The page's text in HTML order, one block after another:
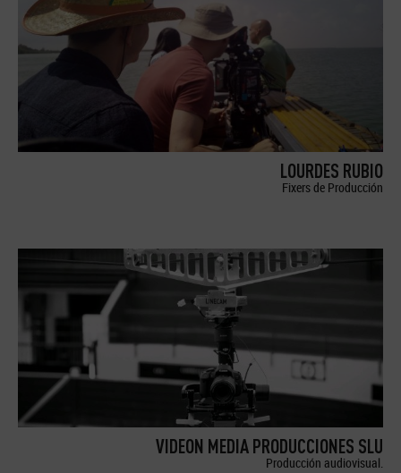
LOURDES RUBIO
Fixers de Producción
VIDEON MEDIA PRODUCCIONES SLU
Producción audiovisual.